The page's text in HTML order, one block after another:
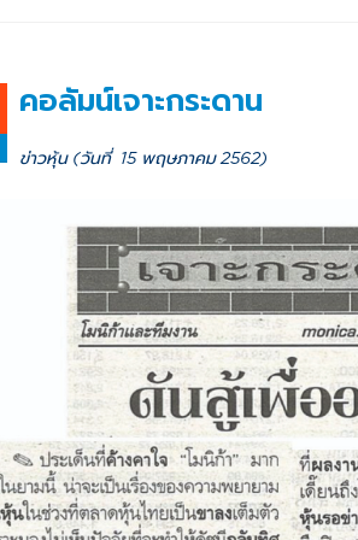
คอลัมน์เจาะกระดาน
ข่าวหุ้น (วันที่ 15 พฤษภาคม 2562)